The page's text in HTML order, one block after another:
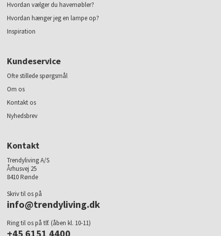
Hvordan vælger du havemøbler?
Hvordan hænger jeg en lampe op?
Inspiration
Kundeservice
Ofte stillede spørgsmål
Om os
Kontakt os
Nyhedsbrev
Kontakt
Trendyliving A/S
Århusvej 25
8410 Rønde
Skriv til os på
info@trendyliving.dk
Ring til os på tlf. (åben kl. 10-11)
+45 6151 4400